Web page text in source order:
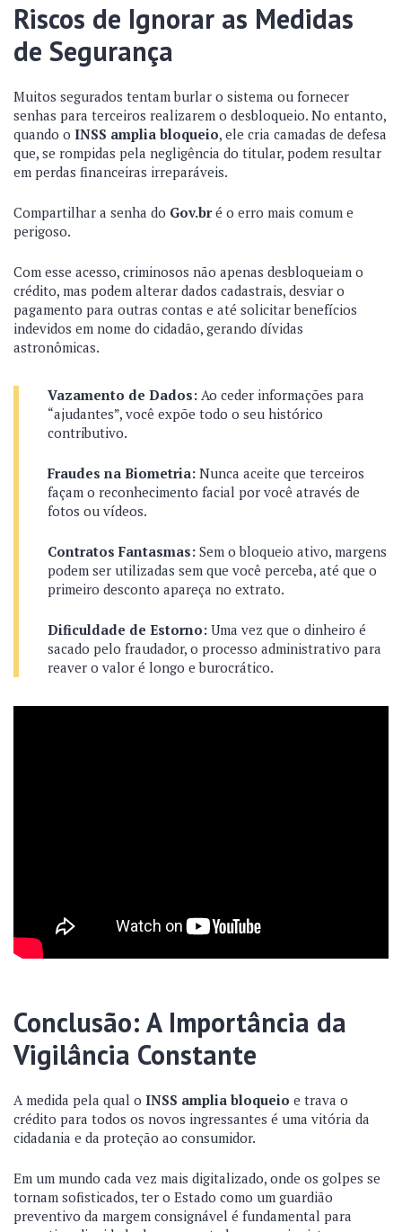
Riscos de Ignorar as Medidas
de Segurança
Muitos segurados tentam burlar o sistema ou fornecer
senhas para terceiros realizarem o desbloqueio. No entanto,
quando o INSS amplia bloqueio, ele cria camadas de defesa
que, se rompidas pela negligência do titular, podem resultar
em perdas financeiras irreparáveis.
Compartilhar a senha do Gov.bré o erro mais comum e
perigoso.
Com esse acesso, criminosos não apenas desbloqueiam o
crédito, mas podem alterar dados cadastrais, desviar o
pagamento para outras contas e até solicitar benefícios
indevidos em nome do cidadão, gerando dívidas
astronômicas.
Vazamento de Dados: Ao ceder informações para
“ajudantes”, você expõe todo o seu histórico
contributivo.
Fraudes na Biometria: Nunca aceite que terceiros
façam o reconhecimento facial por você através de
fotos ou vídeos.
Contratos Fantasmas: Sem o bloqueio ativo, margens
podem ser utilizadas sem que você perceba, até que o
primeiro desconto apareça no extrato.
Dificuldade de Estorno: Uma vez que o dinheiro é
sacado pelo fraudador, o processo administrativo para
reaver o valor é longo e burocrático.
Conclusão: A Importância da
Vigilância Constante
A medida pela qual o INSS amplia bloqueio e trava o
crédito para todos os novos ingressantes é uma vitória da
cidadania e da proteção ao consumidor.
Em um mundo cada vez mais digitalizado, onde os golpes se
tornam sofisticados, ter o Estado como um guardião
preventivo da margem consignável é fundamental para